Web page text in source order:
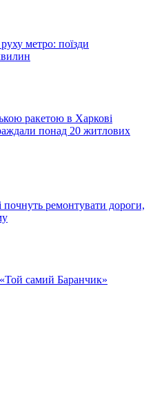
метро: поїзди
ракетою в Харкові
понад 20 житлових
почнуть ремонтувати дороги,
самий Баранчик»